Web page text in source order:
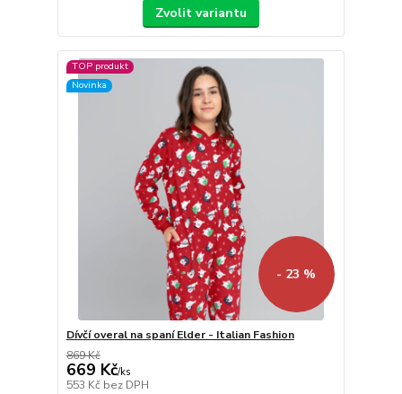
Zvolit variantu
TOP produkt
Novinka
- 23 %
Dívčí overal na spaní Elder - Italian Fashion
869 Kč
669 Kč/ks
553 Kč bez DPH